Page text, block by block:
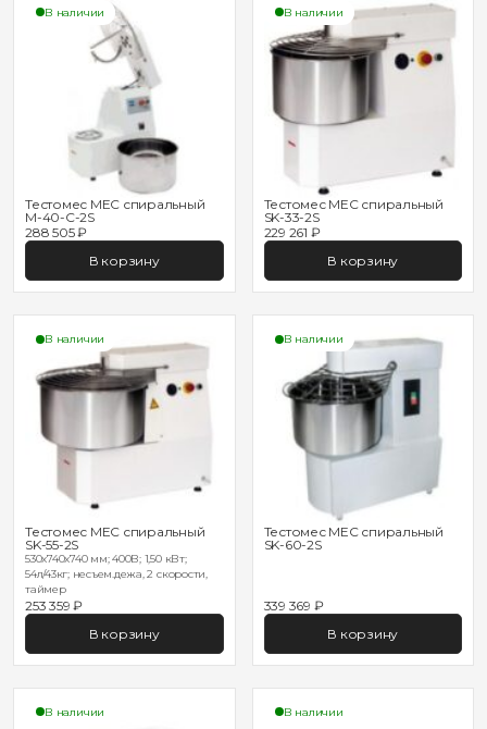
В наличии
Тестомес MEC спиральный
M-40-C-2S
288 505 ₽
В корзину
В наличии
Тестомес MEC спиральный
SK-33-2S
229 261 ₽
В корзину
В наличии
Тестомес MEC спиральный
SK-55-2S
530х740х740 мм; 400В; 1,50 кВт;
54л/43кг; несъем.дежа, 2 скорости,
таймер
253 359 ₽
В корзину
В наличии
Тестомес MEC спиральный
SK-60-2S
339 369 ₽
В корзину
В наличии В наличии